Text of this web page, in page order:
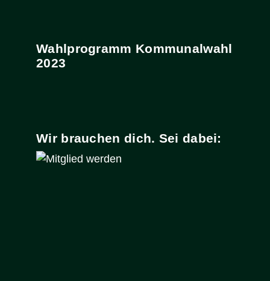
Wahlprogramm Kommunalwahl
2023
Wir brauchen dich. Sei dabei: